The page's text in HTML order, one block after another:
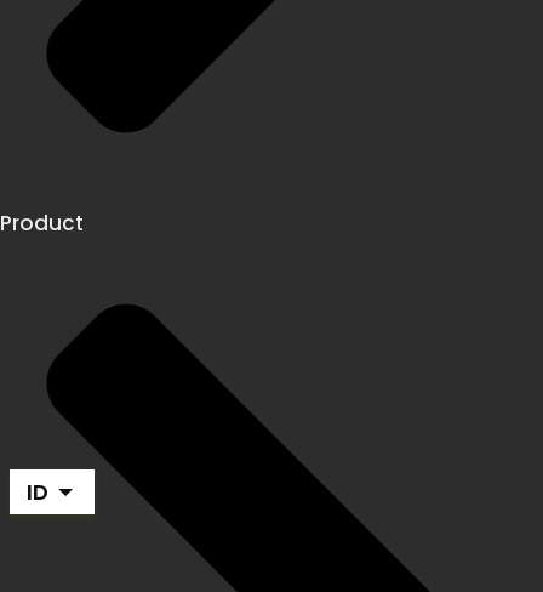
Product
ID